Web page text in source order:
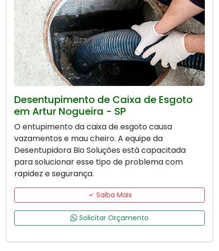
Desentupimento de Caixa de Esgoto
em Artur Nogueira - SP
O entupimento da caixa de esgoto causa
vazamentos e mau cheiro. A equipe da
Desentupidora Bio Soluções está capacitada
para solucionar esse tipo de problema com
rapidez e segurança.
Saiba Mais
Solicitar Orçamento